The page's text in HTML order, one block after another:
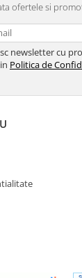
ofertele si
newsletter cu
Politica de